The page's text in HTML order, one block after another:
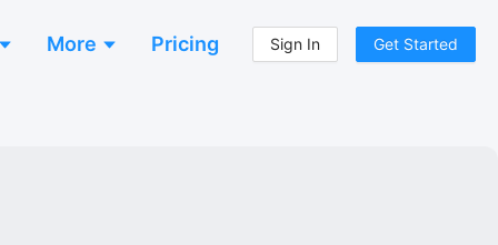
More Pricing Sign In Get Started